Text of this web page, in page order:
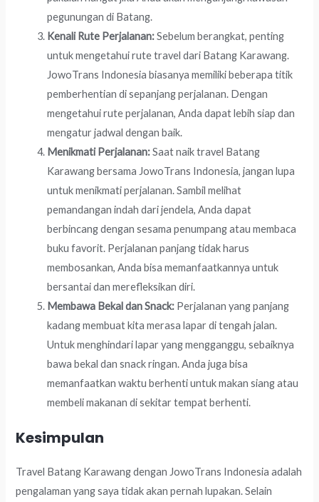
pegunungan di Batang.
Kenali Rute Perjalanan:Sebelum berangkat, penting
untuk mengetahui rute travel dari Batang Karawang.
JowoTrans Indonesia biasanya memiliki beberapa titik
pemberhentian di sepanjang perjalanan. Dengan
mengetahui rute perjalanan, Anda dapat lebih siap dan
mengatur jadwal dengan baik.
Menikmati Perjalanan:Saat naik travel Batang
Karawang bersama JowoTrans Indonesia, jangan lupa
untuk menikmati perjalanan. Sambil melihat
pemandangan indah dari jendela, Anda dapat
berbincang dengan sesama penumpang atau membaca
buku favorit. Perjalanan panjang tidak harus
membosankan, Anda bisa memanfaatkannya untuk
bersantai dan merefleksikan diri.
Membawa Bekal dan Snack: Perjalanan yang panjang
kadang membuat kita merasa lapar di tengah jalan.
Untuk menghindari lapar yang mengganggu, sebaiknya
bawa bekal dan snack ringan. Anda juga bisa
memanfaatkan waktu berhenti untuk makan siang atau
membeli makanan di sekitar tempat berhenti.
Kesimpulan
Travel Batang Karawang dengan JowoTrans Indonesia adalah
pengalaman yang saya tidak akan pernah lupakan. Selain